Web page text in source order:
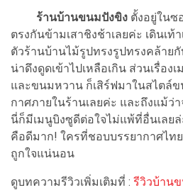
ร้านบ้านขนมปังขิง ตั้งอยู่ใน
ตรงกันข้ามเสาชิงช้าเลยค่ะ เดินเท้
ตัวร้านบ้านไม้รูปทรงรูปทรงคล้าย
น่าดึงดูดเข้าไปเหลือเกิน ส่วนเรื่อง
และขนมหวาน ก็เสิร์ฟมาในสไตล์
กาศภายในร้านเลยค่ะ และถึงแม้ว่
นี่ก็มีเมนูบิงซูดีต่อใจไม่แพ้ที่อื่นเลย
คือดีมาก! ใครที่ชอบบรรยากาศไท
ถูกใจแน่นอน
ดูบทความรีวิวเพิ่มเติมที่ : รีวิวบ้านข